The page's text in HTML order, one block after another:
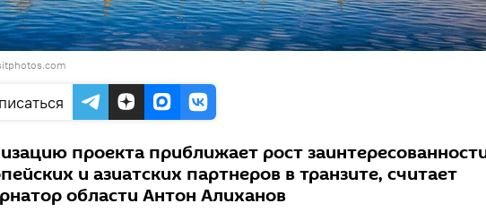
проекта приближает рост
и азиатских партнеров в транзите, считает
области Антон Алиханов